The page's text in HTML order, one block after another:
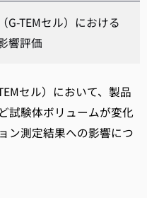
G-TEMセル）における
響評価
セル）において、製品
試験体ボリュームが変化
ン測定結果への影響につ